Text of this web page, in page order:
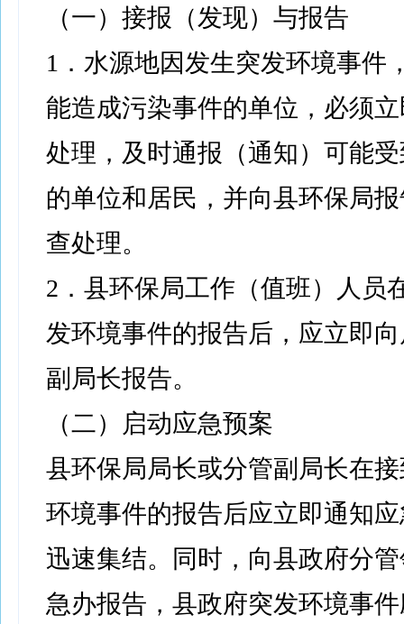
（一）接报（发现）与报告
1．水源地因发生突发环境事件
能造成污染事件的单位，必须
处理，及时通报（通知）可能
的单位和居民，并向县环保局
查处理。
2．县环保局工作（值班）人员
发环境事件的报告后，应立即
副局长报告。
（二）启动应急预案
县环保局局长或分管副局长在
环境事件的报告后应立即通知
迅速集结。同时，向县政府分
急办报告，县政府突发环境事